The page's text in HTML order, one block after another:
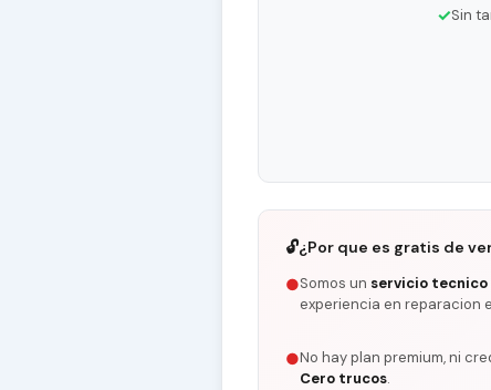
✓Sin
🔓¿Por que es gratis de
●Somos un servicio tecnico
experiencia en reparacion
●No hay plan premium, ni
Cero trucos.